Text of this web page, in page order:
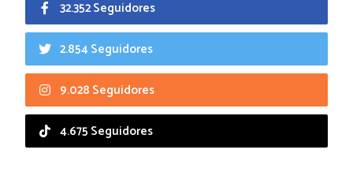
32.352 Seguidores
2.854 Seguidores
9.028 Seguidores
4.675 Seguidores